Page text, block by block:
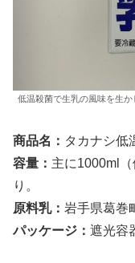
低温殺菌で生乳の風味を生か
商品名： タカナシ低
容量： 主に1000ml
り。
原料乳： 岩手県葛巻
パッケージ： 遮光容